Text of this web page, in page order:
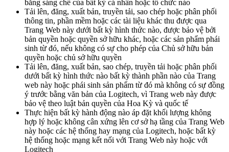
bằng sáng chế của bất kỳ cá nhân hoặc tổ chức nào
Tải lên, đăng, xuất bản, truyền tải, sao chép hoặc phân phối
thông tin, phần mềm hoặc các tài liệu khác thu được qua
Trang Web này dưới bất kỳ hình thức nào, được bảo vệ bởi
bản quyền hoặc quyền sở hữu khác, hoặc các sản phẩm phái
sinh từ đó, nếu không có sự cho phép của Chủ sở hữu bản
quyền hoặc chủ sở hữu quyền
Tải lên, đăng, xuất bản, sao chép, truyền tải hoặc phân phối
dưới bất kỳ hình thức nào bất kỳ thành phần nào của Trang
web này hoặc phái sinh sản phẩm từ đó mà không có sự đồng
ý trước bằng văn bản của Logitech, vì Trang web này được
bảo vệ theo luật bản quyền của Hoa Kỳ và quốc tế
Thực hiện bất kỳ hành động nào áp đặt khối lượng không
hợp lý hoặc không cân xứng lên cơ sở hạ tầng của Trang Web
này hoặc các hệ thống hay mạng của Logitech, hoặc bất kỳ
hệ thống hoặc mạng kết nối với Trang Web này hoặc với
Logitech